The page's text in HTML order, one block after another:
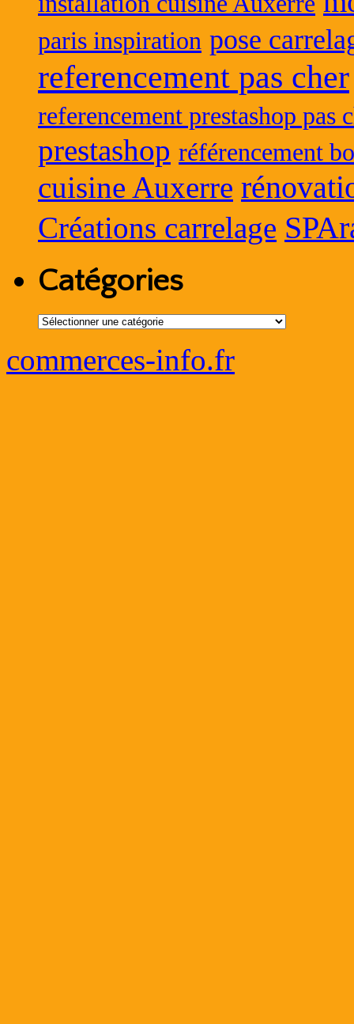
paris inspiration pose
referencement pas cher
referencement prestashop pas
prestashop référencement
cuisine Auxerre
Créations carrelage
Catégories
Catégories
commerces-info.fr